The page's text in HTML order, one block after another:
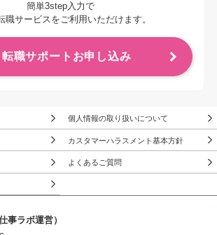
簡単3step入力で
職サービスをご利用いただけます。
転職サポートお申し込み
個人情報の取り扱いについて
カスタマーハラスメント基本方針
よくあるご質問
事ラボ運営）